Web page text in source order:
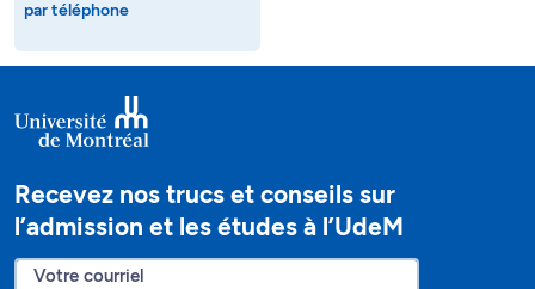
par téléphone
Recevez nos trucs et conseils sur
l’admission et les études à l’UdeM